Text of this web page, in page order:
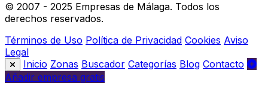
© 2007 - 2025 Empresas de Málaga. Todos los
derechos reservados.
Términos de Uso Política de Privacidad Cookies Aviso
Legal
Inicio Zonas Buscador Categorías Blog Contacto
Añadir empresa gratis